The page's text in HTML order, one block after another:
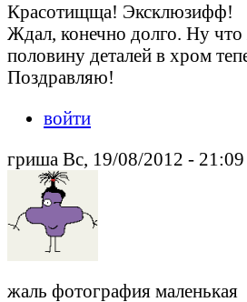
Красотищща! Эксклюзифф!
Ждал, конечно долго. Ну
половину деталей в хром
Поздравляю!
войти
гриша Вс, 19/08/2012 - 21:09
жаль фотография маленькая